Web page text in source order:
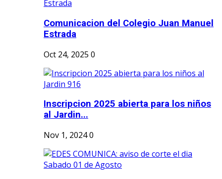
Comunicacion del Colegio Juan Manuel
Estrada
Oct 24, 2025 0
Inscripcion 2025 abierta para los niños
al Jardin...
Nov 1, 20240